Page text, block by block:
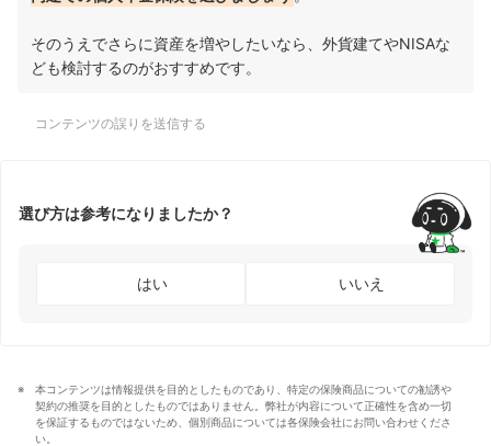
そのうえでさらに資産を増やしたいなら、外貨建てやNISAな
ども検討するのがおすすめです。
コンテンツの誤りを送信する
選び方は参考になりましたか？
はい いいえ
本コンテンツは情報提供を目的としたものであり、特定の保険商品についての勧誘や
契約の推奨を目的としたものではありません。弊社が内容について正確性を含め一切
を保証するものではないため、個別商品については各保険会社にお問い合わせくださ
い。